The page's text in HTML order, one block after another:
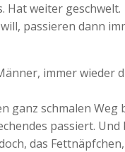
Hat weiter geschwelt.
passieren dann
immer wieder
ganz schmalen
passiert. Und
das